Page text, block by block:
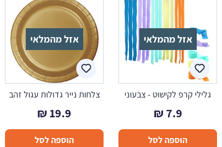
אזל מהמלאי
גלילי קרפ לקישוט - צבעוני
7.9
₪
הוספה לסל
אזל מהמלאי
צלחות נייר גדולות עגול זהב
19.9
₪
הוספה לסל